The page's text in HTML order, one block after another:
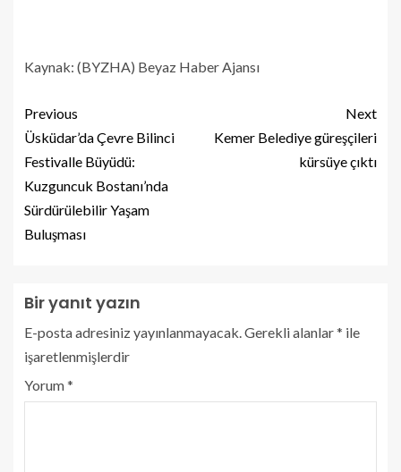
Kaynak: (BYZHA) Beyaz Haber Ajansı
Previous
Üsküdar’da Çevre Bilinci
Festivalle Büyüdü:
Kuzguncuk Bostanı’nda
Sürdürülebilir Yaşam
Buluşması
Next
Kemer Belediye güreşçileri
kürsüye çıktı
Bir yanıt yazın
E-posta adresiniz yayınlanmayacak. Gerekli alanlar* ile
işaretlenmişlerdir
Yorum*